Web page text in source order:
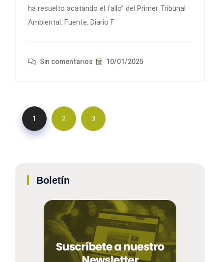
ha resuelto acatando el fallo” del Primer Tribunal
Ambiental. Fuente: Diario F
Sin comentarios 10/01/2025
1 2 3
Boletín